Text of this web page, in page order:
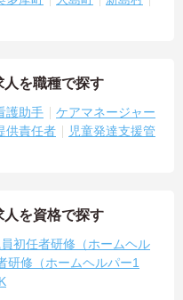
を職種で探す
護助手
ケアマネージャー
供責任者
児童発達支援管
を資格で探す
初任者研修（ホームヘル
研修（ホームヘルパー1